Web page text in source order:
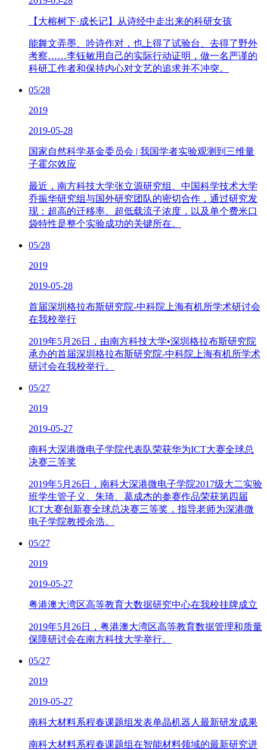
【大榕树下·成长记】从诗经中走出来的科研女孩
能舞文弄墨、吟诗作对，也上得了试验台、去得了野外
考察……李钰敏用自己的实际行动证明，做一名严谨的
科研工作者和保持内心对文艺的追求并不冲突。
05/28
2019
2019-05-28
国家自然科学基金委员会 | 我国学者实验观测到三维量
子霍尔效应
最近，南方科技大学张立源研究组、中国科学技术大学
乔振华研究组与国外研究团队的密切合作，通过研究发
现：超高的迁移率、超低载流子浓度，以及单个费米口
袋特性是整个实验成功的关键所在。
05/28
2019
2019-05-28
首届深圳格拉布斯研究院-中科院上海有机所学术研讨会
在我校举行
2019年5月26日，由南方科技大学•深圳格拉布斯研究院
承办的首届深圳格拉布斯研究院-中科院上海有机所学术
研讨会在我校举行。
05/27
2019
2019-05-27
南科大深港微电子学院代表队荣获华为ICT大赛全球总
决赛三等奖
2019年5月26日，南科大深港微电子学院2017级大二实验
班学生管子义、朱琦、葛成杰的参赛作品荣获第四届
ICT大赛创新赛全球总决赛三等奖，指导老师为深港微
电子学院教授余浩。
05/27
2019
2019-05-27
粤港澳大湾区高等教育大数据研究中心在我校挂牌成立
2019年5月26日，粤港澳大湾区高等教育数据管理和质量
保障研讨会在南方科技大学举行。
05/27
2019
2019-05-27
南科大材料系程春课题组发表单晶机器人最新研发成果
南科大材料系程春课题组在智能材料领域的最新研究进